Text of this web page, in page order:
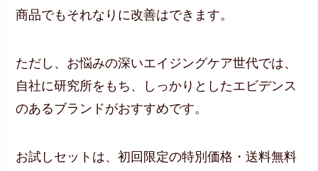
商品でもそれなりに改善はできます。
ただし、お悩みの深いエイジングケア世代では、
自社に研究所をもち、しっかりとしたエビデンス
のあるブランドがおすすめです。
お試しセットは、初回限定の特別価格・送料無料